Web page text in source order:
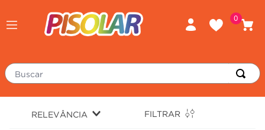
0
Buscar
RELEVÂNCIA FILTRAR